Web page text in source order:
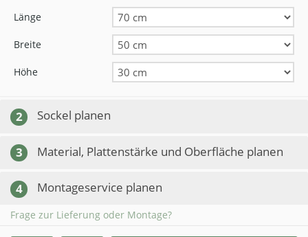
Länge
Breite
Höhe
2 Sockel planen
3 Material, Plattenstärke und Oberfläche planen
4 Montageservice planen
Frage zur Lieferung oder Montage?